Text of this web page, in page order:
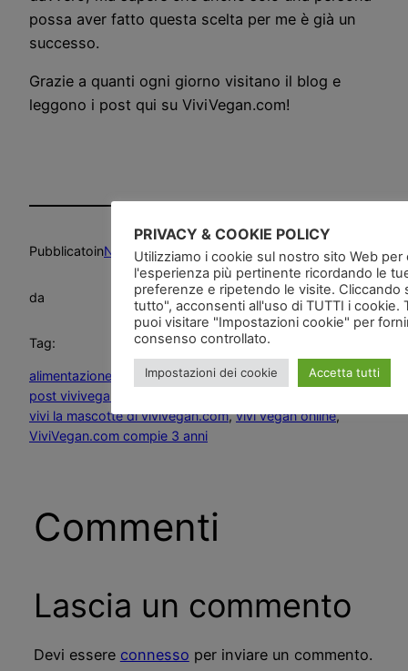
possa aver fatto questa scelta per me è già un
successo.
Grazie a quanti ogni giorno visitano il blog e
leggono i post qui su ViviVegan.com!
PubblicatoinNews and go
da
Tag:
alimentazione vegan, blog, crudismo, dieta vegana, primo
post vivivegan
vivi la mascotte di vivivegan.com, vivi vegan online ,
ViviVegan.com compie 3 anni
Commenti
Lascia un commento
Devi essere connesso per inviare un commento.
PRIVACY & COOKIE POLICY
Utilizziamo i cookie sul nostro sito Web per
l'esperienza più pertinente ricordando le
preferenze e ripetendo le visite. Cliccando
tutto", acconsenti all'uso di TUTTI i cookie.
puoi visitare "Impostazioni cookie" per
consenso controllato.
Impostazioni dei cookie Accetta tutti